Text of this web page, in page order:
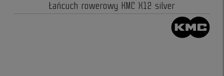
Łańcuch rowerowy KMC X12 silver